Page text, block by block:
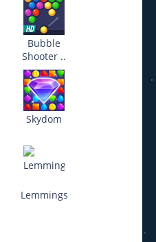
Bubble
Shooter ..
Skydom
Lemmings